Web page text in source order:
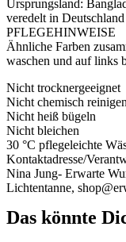
Ursprungsland:
veredelt in Deutschland
PFLEGEHINWEISE
Ähnliche Farben
waschen und auf links
Nicht trocknergeeignet
Nicht chemisch reinigen
Nicht heiß bügeln
Nicht bleichen
30 °C pflegeleichte
Kontaktadresse/
Nina Jung- Erwarte
Lichtentanne,
Das könnte